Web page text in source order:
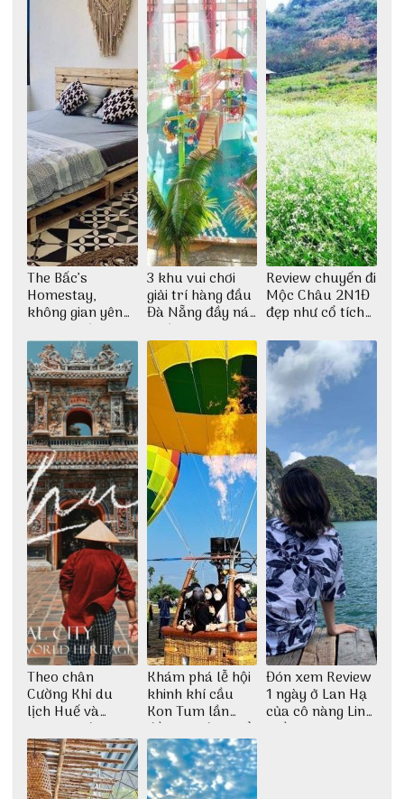
The Bấc’s
Homestay,
không gian yên
bình tại Hòn Sơn
3 khu vui chơi
giải trí hàng đầu
Đà Nẵng đầy náo
nhiệt
Review chuyến đi
Mộc Châu 2N1Đ
đẹp như cổ tích
Thu Hà
Theo chân
Cường Khỉ du
lịch Huế và
check-in đúng
những góc chụp
đẹp
Khám phá lễ hội
khinh khí cầu
Kon Tum lần
đầu tiên được tổ
chức
Đón xem Review
1 ngày ở Lan Hạ
của cô nàng Linh
Trần